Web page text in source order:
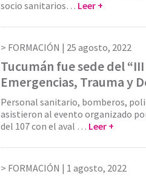
socio sanitarios… Leer +
FORMACIÓN | 25 agosto, 2022
Tucumán fue sede del
Emergencias, Trauma y
Personal sanitario, bomberos,
asistieron al evento organizado
del 107 con el aval … Leer +
FORMACIÓN | 1 agosto, 2022